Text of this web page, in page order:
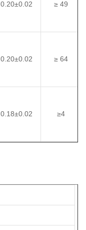
0.20±0.02 ≥ 49
0.20±0.02 ≥ 64
0.18±0.02 ≥4